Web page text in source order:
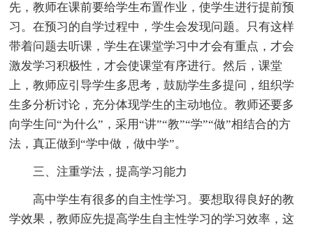
先，教师在课前要给学生布置作业，使学生进行提前预
习。在预习的自学过程中，学生会发现问题。只有这样
带着问题去听课，学生在课堂学习中才会有重点，才会
激发学习积极性，才会使课堂有序进行。然后，课堂
上，教师应引导学生多思考，鼓励学生多提问，组织学
生多分析讨论，充分体现学生的主动地位。教师还要多
向学生问“为什么”，采用“讲”“教”“学”“做”相结合的方
法，真正做到“学中做，做中学”。
三、注重学法，提高学习能力
高中学生有很多的自主性学习。要想取得良好的教
学效果，教师应先提高学生自主性学习的学习效率，这